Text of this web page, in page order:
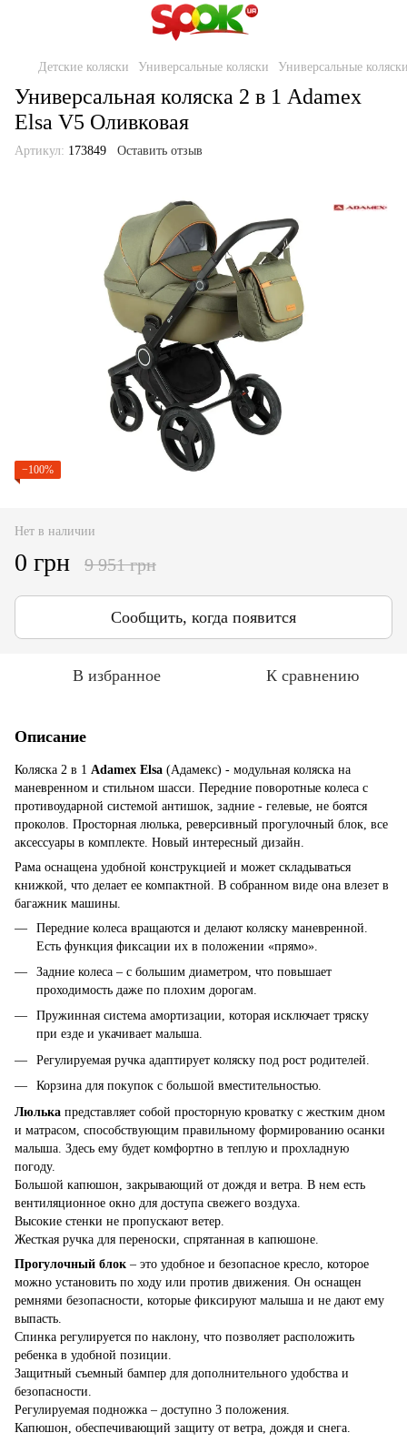
Детские коляски Универсальные коляски Универсальные
Универсальная коляска 2 в 1 Adamex
Elsa V5 Оливковая
Артикул: 173849 Оставить отзыв
−100%
Нет в наличии
0 грн 9 951 грн
Сообщить, когда появится
В избранное К сравнению
Описание
Коляска 2 в 1 Adamex Elsa (Адамекс) - модульная коляска на
маневренном и стильном шасси. Передние поворотные колеса с
противоударной системой антишок, задние - гелевые, не боятся
проколов. Просторная люлька, реверсивный прогулочный блок, все
аксессуары в комплекте. Новый интересный дизайн.
Рама оснащена удобной конструкцией и может складываться
книжкой, что делает ее компактной. В собранном виде она влезет в
багажник машины.
Передние колеса вращаются и делают коляску маневренной.
Есть функция фиксации их в положении «прямо».​
Задние колеса – с большим диаметром, что повышает
проходимость даже по плохим дорогам.
Пружинная система амортизации, которая исключает тряску
при езде и укачивает малыша.
Регулируемая ручка адаптирует коляску под рост родителей.
Корзина для покупок с большой вместительностью.
Люлька представляет собой просторную кроватку с жестким дном
и матрасом, способствующим правильному формированию осанки
малыша. Здесь ему будет комфортно в теплую и прохладную
погоду.
Большой капюшон, закрывающий от дождя и ветра. В нем есть
вентиляционное окно для доступа свежего воздуха.
Высокие стенки не пропускают ветер.
Жесткая ручка для переноски, спрятанная в капюшоне.
Прогулочный блок – это удобное и безопасное кресло, которое
можно установить по ходу или против движения. Он оснащен
ремнями безопасности, которые фиксируют малыша и не дают ему
выпасть.
Спинка регулируется по наклону, что позволяет расположить
ребенка в удобной позиции.
Защитный съемный бампер для дополнительного удобства и
безопасности.
Регулируемая подножка – доступно 3 положения.
Капюшон, обеспечивающий защиту от ветра, дождя и снега.